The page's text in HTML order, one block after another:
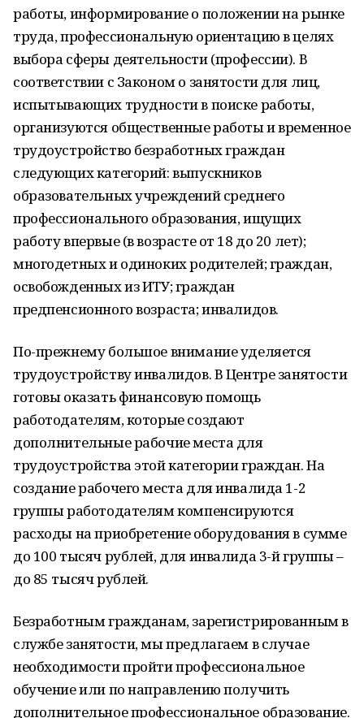
работы, информирование о положении на рынке
труда, профессиональную ориентацию в целях
выбора сферы деятельности (профессии). В
соответствии с Законом о занятости для лиц,
испытывающих трудности в поиске работы,
организуются общественные работы и временное
трудоустройство безработных граждан
следующих категорий: выпускников
образовательных учреждений среднего
профессионального образования, ищущих
работу впервые (в возрасте от 18 до 20 лет);
многодетных и одиноких родителей; граждан,
освобожденных из ИТУ; граждан
предпенсионного возраста; инвалидов.
По-прежнему большое внимание уделяется
трудоустройству инвалидов. В Центре занятости
готовы оказать финансовую помощь
работодателям, которые создают
дополнительные рабочие места для
трудоустройства этой категории граждан. На
создание рабочего места для инвалида 1-2
группы работодателям компенсируются
расходы на приобретение оборудования в сумме
до 100 тысяч рублей, для инвалида 3-й группы –
до 85 тысяч рублей.
Безработным гражданам, зарегистрированным в
службе занятости, мы предлагаем в случае
необходимости пройти профессиональное
обучение или по направлению получить
дополнительное профессиональное образование.